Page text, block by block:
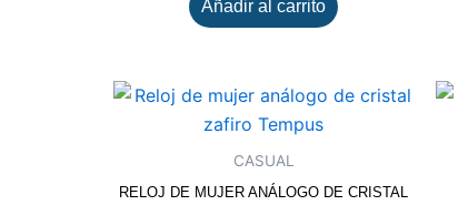
Añadir al carrito
CASUAL
RELOJ DE MUJER ANÁLOGO DE CRISTAL